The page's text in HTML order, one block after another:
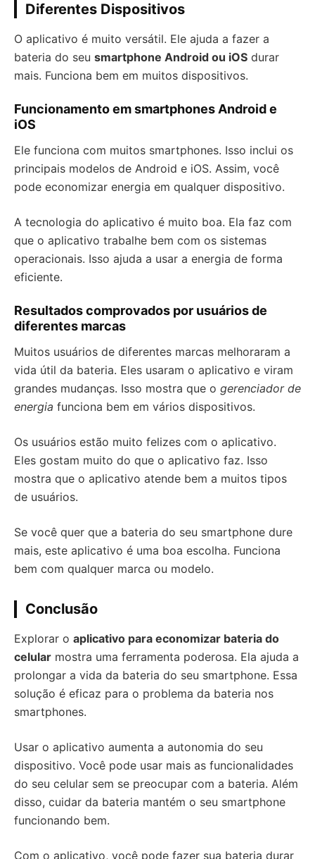
Diferentes Dispositivos
O aplicativo é muito versátil. Ele ajuda a fazer a
bateria do seu smartphone Android ou iOS durar
mais. Funciona bem em muitos dispositivos.
Funcionamento em smartphones Android e
iOS
Ele funciona com muitos smartphones. Isso inclui os
principais modelos de Android e iOS. Assim, você
pode economizar energia em qualquer dispositivo.
A tecnologia do aplicativo é muito boa. Ela faz com
que o aplicativo trabalhe bem com os sistemas
operacionais. Isso ajuda a usar a energia de forma
eficiente.
Resultados comprovados por usuários de
diferentes marcas
Muitos usuários de diferentes marcas melhoraram a
vida útil da bateria. Eles usaram o aplicativo e viram
grandes mudanças. Isso mostra que o gerenciador de
energia funciona bem em vários dispositivos.
Os usuários estão muito felizes com o aplicativo.
Eles gostam muito do que o aplicativo faz. Isso
mostra que o aplicativo atende bem a muitos tipos
de usuários.
Se você quer que a bateria do seu smartphone dure
mais, este aplicativo é uma boa escolha. Funciona
bem com qualquer marca ou modelo.
Conclusão
Explorar o aplicativo para economizar bateria do
celular mostra uma ferramenta poderosa. Ela ajuda a
prolongar a vida da bateria do seu smartphone. Essa
solução é eficaz para o problema da bateria nos
smartphones.
Usar o aplicativo aumenta a autonomia do seu
dispositivo. Você pode usar mais as funcionalidades
do seu celular sem se preocupar com a bateria. Além
disso, cuidar da bateria mantém o seu smartphone
funcionando bem.
Com o aplicativo, você pode fazer sua bateria durar